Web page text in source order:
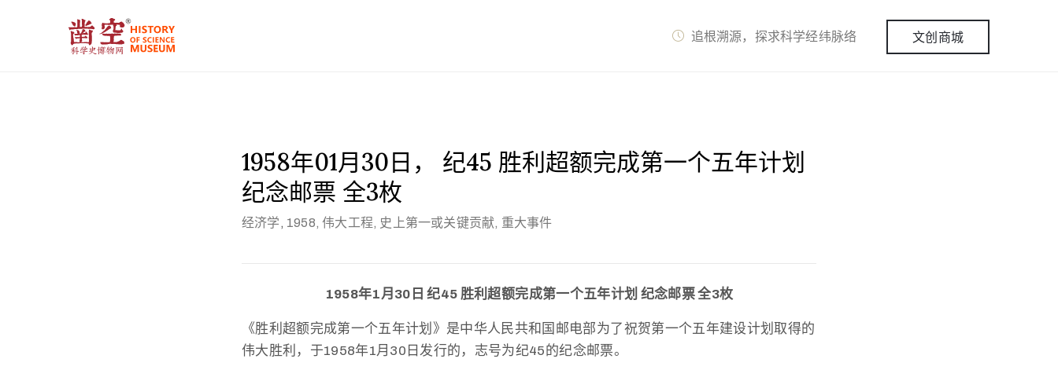
追根溯源，探求科学经纬脉络 文创商城
1958年01月30日， 纪45 胜利超额完成第一个五年计划
纪念邮票 全3枚
经济学, 1958,伟大工程, 史上第一或关键贡献, 重大事件
1958年1月30日 纪45 胜利超额完成第一个五年计划 纪念邮票 全3枚
《胜利超额完成第一个五年计划》是中华人民共和国邮电部为了祝贺第一个五年建设计划取得的
伟大胜利，于1958年1月30日发行的，志号为纪45的纪念邮票。